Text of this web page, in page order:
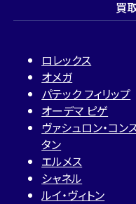
買
ロレックス
オメガ
パテック フィリップ
オーデマ ピゲ
ヴァシュロン・コン
タン
エルメス
シャネル
ルイ・ヴィトン